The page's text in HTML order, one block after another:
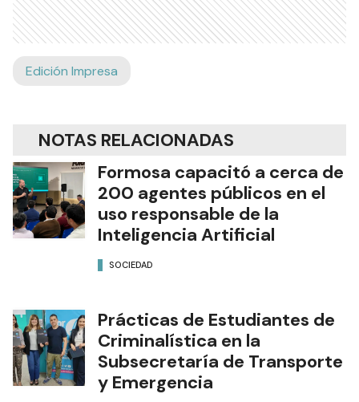
Edición Impresa
NOTAS RELACIONADAS
Formosa capacitó a cerca de
200 agentes públicos en el
uso responsable de la
Inteligencia Artificial
SOCIEDAD
Prácticas de Estudiantes de
Criminalística en la
Subsecretaría de Transporte
y Emergencia